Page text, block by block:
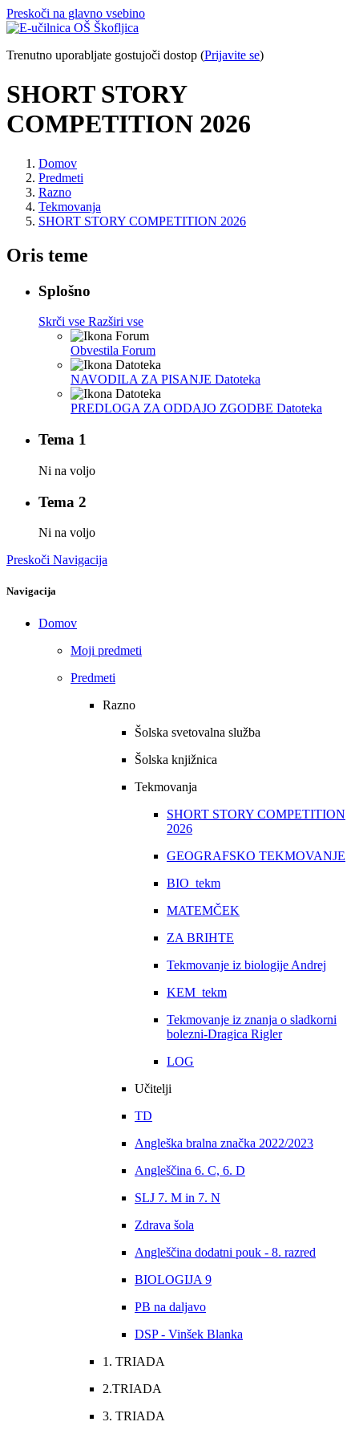
Preskoči na glavno vsebino
Trenutno uporabljate gostujoči dostop (Prijavite se)
SHORT STORY
COMPETITION 2026
Domov
Predmeti
Razno
Tekmovanja
SHORT STORY COMPETITION 2026
Oris teme
Splošno
Skrči vse Razširi vse
Obvestila Forum
NAVODILA ZA PISANJE Datoteka
PREDLOGA ZA ODDAJO ZGODBE Datoteka
Tema 1
Ni na voljo
Tema 2
Ni na voljo
Preskoči Navigacija
Navigacija
Domov
Moji predmeti
Predmeti
Razno
Šolska svetovalna služba
Šolska knjižnica
Tekmovanja
SHORT STORY COMPETITION
2026
GEOGRAFSKO TEKMOVANJE
BIO_tekm
MATEMČEK
ZA BRIHTE
Tekmovanje iz biologije Andrej
KEM_tekm
Tekmovanje iz znanja o sladkorni
bolezni-Dragica Rigler
LOG
Učitelji
TD
Angleška bralna značka 2022/2023
Angleščina 6. C, 6. D
SLJ 7. M in 7. N
Zdrava šola
Angleščina dodatni pouk - 8. razred
BIOLOGIJA 9
PB na daljavo
DSP - Vinšek Blanka
1. TRIADA
2.TRIADA
3. TRIADA